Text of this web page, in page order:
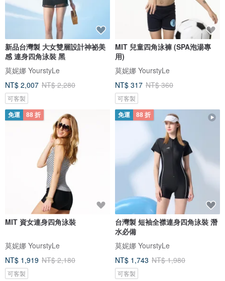
新品台灣製 大女雙層設計神祕美
感 連身四角泳裝 黑
莫妮娜 YourstyLe
NT$ 2,007 NT$ 2,280
可客製
MIT 兒童四角泳褲 (SPA泡湯專
用)
莫妮娜 YourstyLe
NT$ 317 NT$ 360
可客製
免運 88 折
MIT 資女連身四角泳裝
莫妮娜 YourstyLe
NT$ 1,919 NT$ 2,180
可客製
免運 88 折
台灣製 短袖全襟連身四角泳裝 潛
水必備
莫妮娜 YourstyLe
NT$ 1,743 NT$ 1,980
可客製